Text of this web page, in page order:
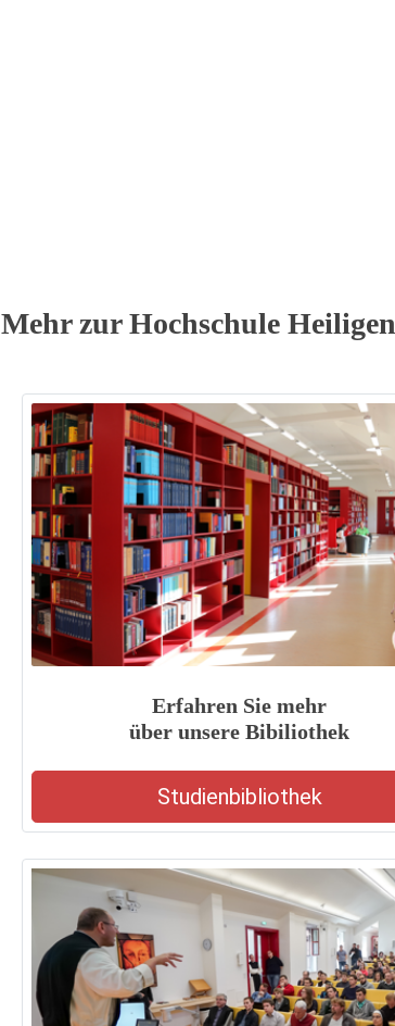
Mehr zur Hochschule
Erfahren Sie mehr
über unsere Bibiliothek
Studienbibliothek